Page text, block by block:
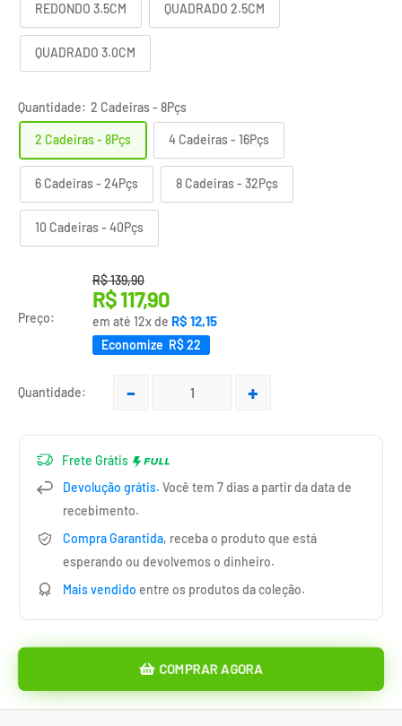
REDONDO 3.5CM QUADRADO 2.5CM
QUADRADO 3.0CM
Quantidade: 2 Cadeiras - 8Pçs
2 Cadeiras - 8Pçs 4 Cadeiras - 16Pçs
6 Cadeiras - 24Pçs 8 Cadeiras - 32Pçs
10 Cadeiras - 40Pçs
Preço:
Translation missing: pt-
R$ 139,90
Translation
missing:
pt-
BR.product.general.sale_price
R$ 117,90
em até 12x de R$ 12,15
Economize R$ 22
Quantidade:
Frete Grátis
Devolução grátis. Você tem 7 dias a partir da data de
recebimento.
Compra Garantida, receba o produto que está
esperando ou devolvemos o dinheiro.
Mais vendido entre os produtos da coleção.
COMPRAR AGORA